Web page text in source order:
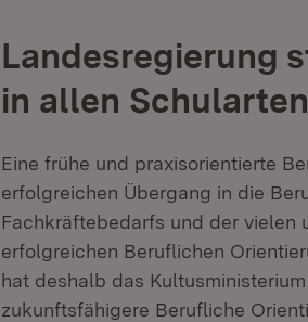
Landesregierung
in allen Schularten
Eine frühe und praxisorientierte
erfolgreichen Übergang in die
Fachkräftebedarfs und der vielen
erfolgreichen Beruflichen
hat deshalb das
zukunftsfähigere Berufliche